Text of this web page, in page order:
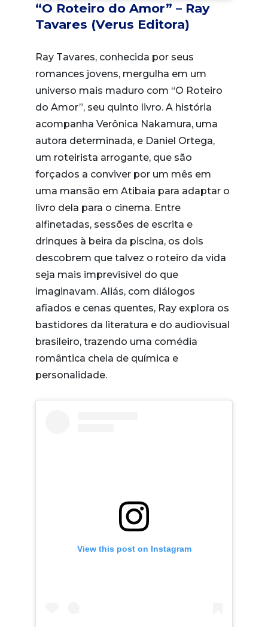
“O Roteiro do Amor” – Ray
Tavares (Verus Editora)
Ray Tavares, conhecida por seus
romances jovens, mergulha em um
universo mais maduro com “O Roteiro
do Amor”, seu quinto livro. A história
acompanha Verônica Nakamura, uma
autora determinada, e Daniel Ortega,
um roteirista arrogante, que são
forçados a conviver por um mês em
uma mansão em Atibaia para adaptar o
livro dela para o cinema. Entre
alfinetadas, sessões de escrita e
drinques à beira da piscina, os dois
descobrem que talvez o roteiro da vida
seja mais imprevisível do que
imaginavam. Aliás, com diálogos
afiados e cenas quentes, Ray explora os
bastidores da literatura e do audiovisual
brasileiro, trazendo uma comédia
romântica cheia de química e
personalidade.
View this post on Instagram